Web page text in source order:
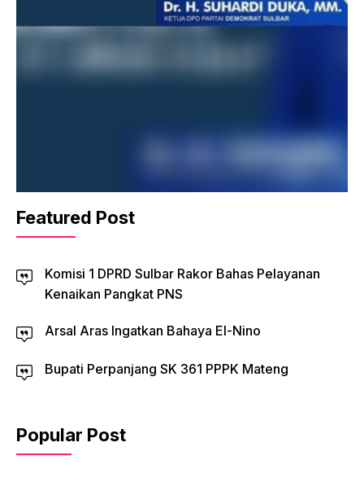
Featured Post
Komisi 1 DPRD Sulbar Rakor Bahas Pelayanan
Kenaikan Pangkat PNS
Arsal Aras Ingatkan Bahaya El-Nino
Bupati Perpanjang SK 361 PPPK Mateng
Popular Post